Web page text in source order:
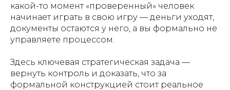
какой-то момент «проверенный» человек
начинает играть в свою игру — деньги уходят,
документы остаются у него, а вы формально не
управляете процессом.
Здесь ключевая стратегическая задача —
вернуть контроль и доказать, что за
формальной конструкцией стоит реальное